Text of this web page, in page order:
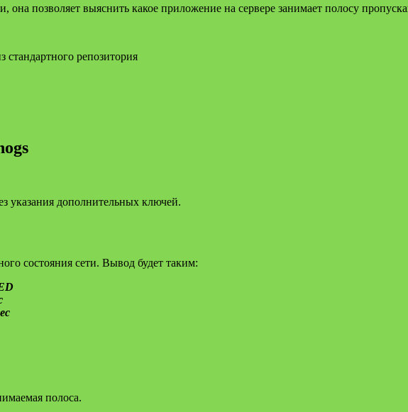
она позволяет выяснить какое приложение на сервере занимает полосу
стандартного репозитория
указания дополнительных ключей.
состояния сети. Вывод будет таким:
полоса.